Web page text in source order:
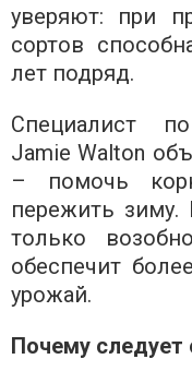
уверяют: при
сортов
лет подряд.
Специалист
Jamie Walton
– помочь
пережить зиму.
только
обеспечит
урожай.
Почему следует